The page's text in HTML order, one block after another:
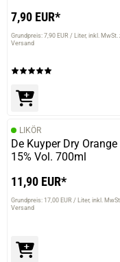
7,90 EUR*
Grundpreis: 7,90 EUR / Liter inkl. MwSt.
Versand
LIKÖR
De Kuyper Dry
15% Vol. 700ml
11,90 EUR*
Grundpreis: 17,00 EUR / Liter inkl.
Versand